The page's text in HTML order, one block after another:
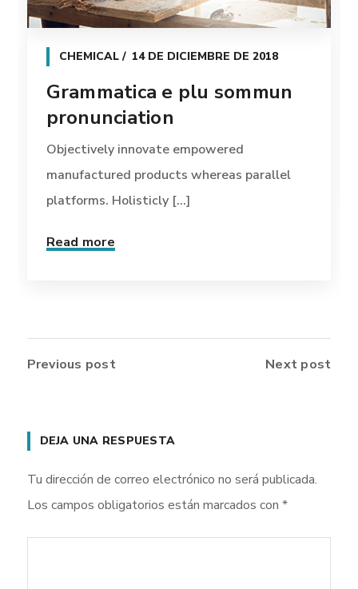
CHEMICAL 14 DE DICIEMBRE DE 2018
Grammatica e plu sommun
pronunciation
Objectively innovate empowered
manufactured products whereas parallel
platforms. Holisticly [...]
Read more
Previous post Next post
DEJA UNA RESPUESTA
Tu dirección de correo electrónico no será publicada.
Los campos obligatorios están marcados con *